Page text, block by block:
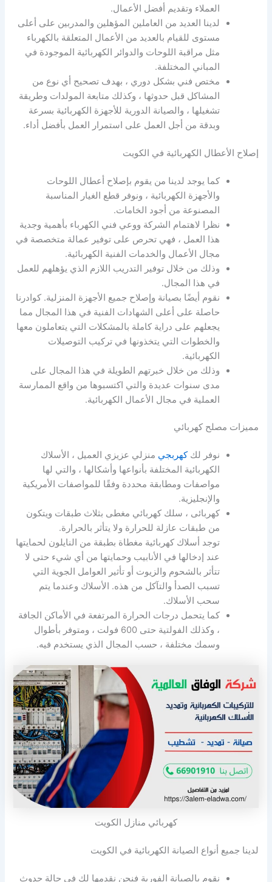
العملاء وتقديم أفضل الأعمال.
لدينا العديد من العاملين المؤهلين والمدربين على أعلى
مستوى للقيام بالعديد من الأعمال المتعلقة بالكهرباء
مثل مراقبة اللوحات والدوائر الكهربائية الموجودة في
المباني المختلفة.
مختص فني بشكل دوري ، بهدف تصحيح أي نوع من
المشاكل قبل حدوثها ، وكذلك متابعة المولدات وطريقة
تشغيلها ، والصيانة الدورية للأجهزة الكهربائية بسرعة
وبدقة من أجل العمل على استمرار العمل بأفضل أداء.
إصلاح الأعطال الكهربائية في الكويت
كما يوجد لدينا من يقوم بإصلاح أعطال اللوحات
والأجهزة الكهربائية ، ونوفر قطع الغيار المناسبة
المصنوعة من أجود الخامات.
نظرا لاهتمام الشركة ووعي فني الكهرباء بأهمية وجدية
هذا العمل ، فهي تحرص على توفير عمالة متخصصة في
مجال الأعمال والخدمات الفنية الكهربائية.
وذلك من خلال توفير التدريب اللازم الذي يؤهلهم للعمل
في هذا المجال.
نقوم أيضًا بصيانة وإصلاح جميع الأجهزة المنزلية. كوادرنا
حاصلة على أعلى الشهادات الفنية في هذا المجال مما
يجعلهم على دراية كاملة بالمشكلات التي يتعاملون معها
والخطوات التي يتخذونها في تركيب التوصيلات
الكهربائية.
وذلك من خلال خبرتهم الطويلة في هذا المجال على
مدى سنوات عديدة والتي اكتسبوها من واقع الممارسة
العملية في مجال الأعمال الكهربائية.
مميزات مصلح كهربائي
نوفر لككهربجي منزلي عزيزي العميل ، الأسلاك
الكهربائية المختلفة بأنواعها وأشكالها ، والتي لها
مواصفات ومطابقة محددة وفقًا للمواصفات الأمريكية
والإنجليزية.
كهربائى ، سلك كهربائي مغطى بثلاث طبقات ويتكون
من طبقات عازلة للحرارة ولا يتأثر بالحرارة.
توجد أسلاك كهربائية مغطاة بطبقة من النايلون لحمايتها
عند إدخالها في الأنابيب وحمايتها من أي شيء حتى لا
تتأثر بالشحوم والزيوت أو تأثير العوامل الجوية التي
تسبب الصدأ والتآكل من هذه. الأسلاك وعندما يتم
سحب الأسلاك.
كما يتحمل درجات الحرارة المرتفعة في الأماكن الجافة
، وكذلك الفولتية حتى 600 فولت ، ومتوفر بأطوال
وسمك مختلفة ، حسب المجال الذي يستخدم فيه.
كهربائي منازل الكويت
لدينا جميع أنواع الصيانة الكهربائية في الكويت
نقوم بالصيانة الفورية فنحن نقدمها لك في حالة حدوث